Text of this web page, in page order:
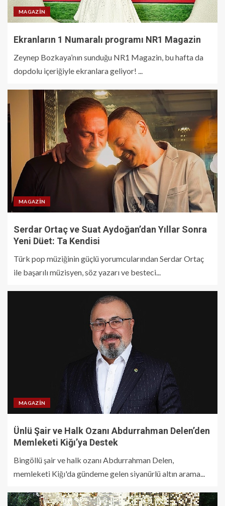
MAGAZIN
Ekranların 1 Numaralı programı NR1 Magazin
Zeynep Bozkaya’nın sunduğu NR1 Magazin, bu hafta da
dopdolu içeriğiyle ekranlara geliyor! ...
MAGAZIN
Serdar Ortaç ve Suat Aydoğan’dan Yıllar Sonra
Yeni Düet: Ta Kendisi
Türk pop müziğinin güçlü yorumcularından Serdar Ortaç
ile başarılı müzisyen, söz yazarı ve besteci...
MAGAZIN
Ünlü Şair ve Halk Ozanı Abdurrahman Delen’den
Memleketi Kiğı’ya Destek
Bingöllü şair ve halk ozanı Abdurrahman Delen,
memleketi Kiğı'da gündeme gelen siyanürlü altın arama...